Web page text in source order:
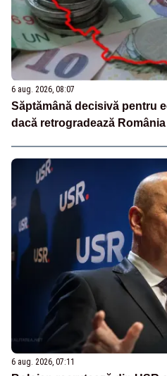
6 aug. 2026, 08:07
Săptămână decisivă pentru
dacă retrogradează
6 aug. 2026, 07:11